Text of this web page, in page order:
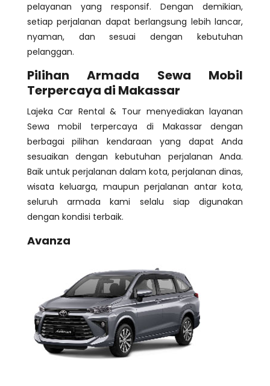
pelayanan yang responsif. Dengan demikian,
setiap perjalanan dapat berlangsung lebih lancar,
nyaman, dan sesuai dengan kebutuhan
pelanggan.
Pilihan Armada Sewa Mobil
Terpercaya di Makassar
Lajeka Car Rental & Tour menyediakan layanan
Sewa mobil terpercaya di Makassar dengan
berbagai pilihan kendaraan yang dapat Anda
sesuaikan dengan kebutuhan perjalanan Anda.
Baik untuk perjalanan dalam kota, perjalanan dinas,
wisata keluarga, maupun perjalanan antar kota,
seluruh armada kami selalu siap digunakan
dengan kondisi terbaik.
Avanza